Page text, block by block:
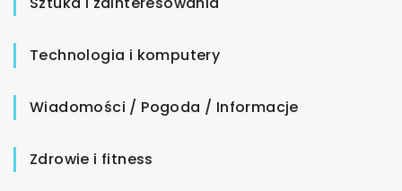
Technologia i komputery
Wiadomości / Pogoda / Informacje
Zdrowie i fitness